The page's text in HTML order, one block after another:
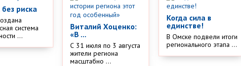
риска
система
...
Виталий Хоценко:
«В ...
С 31 июля по 3 августа
жители региона
масштабно ...
Когда сила в
единстве!
В Омске подвели итоги
регионального этапа ...